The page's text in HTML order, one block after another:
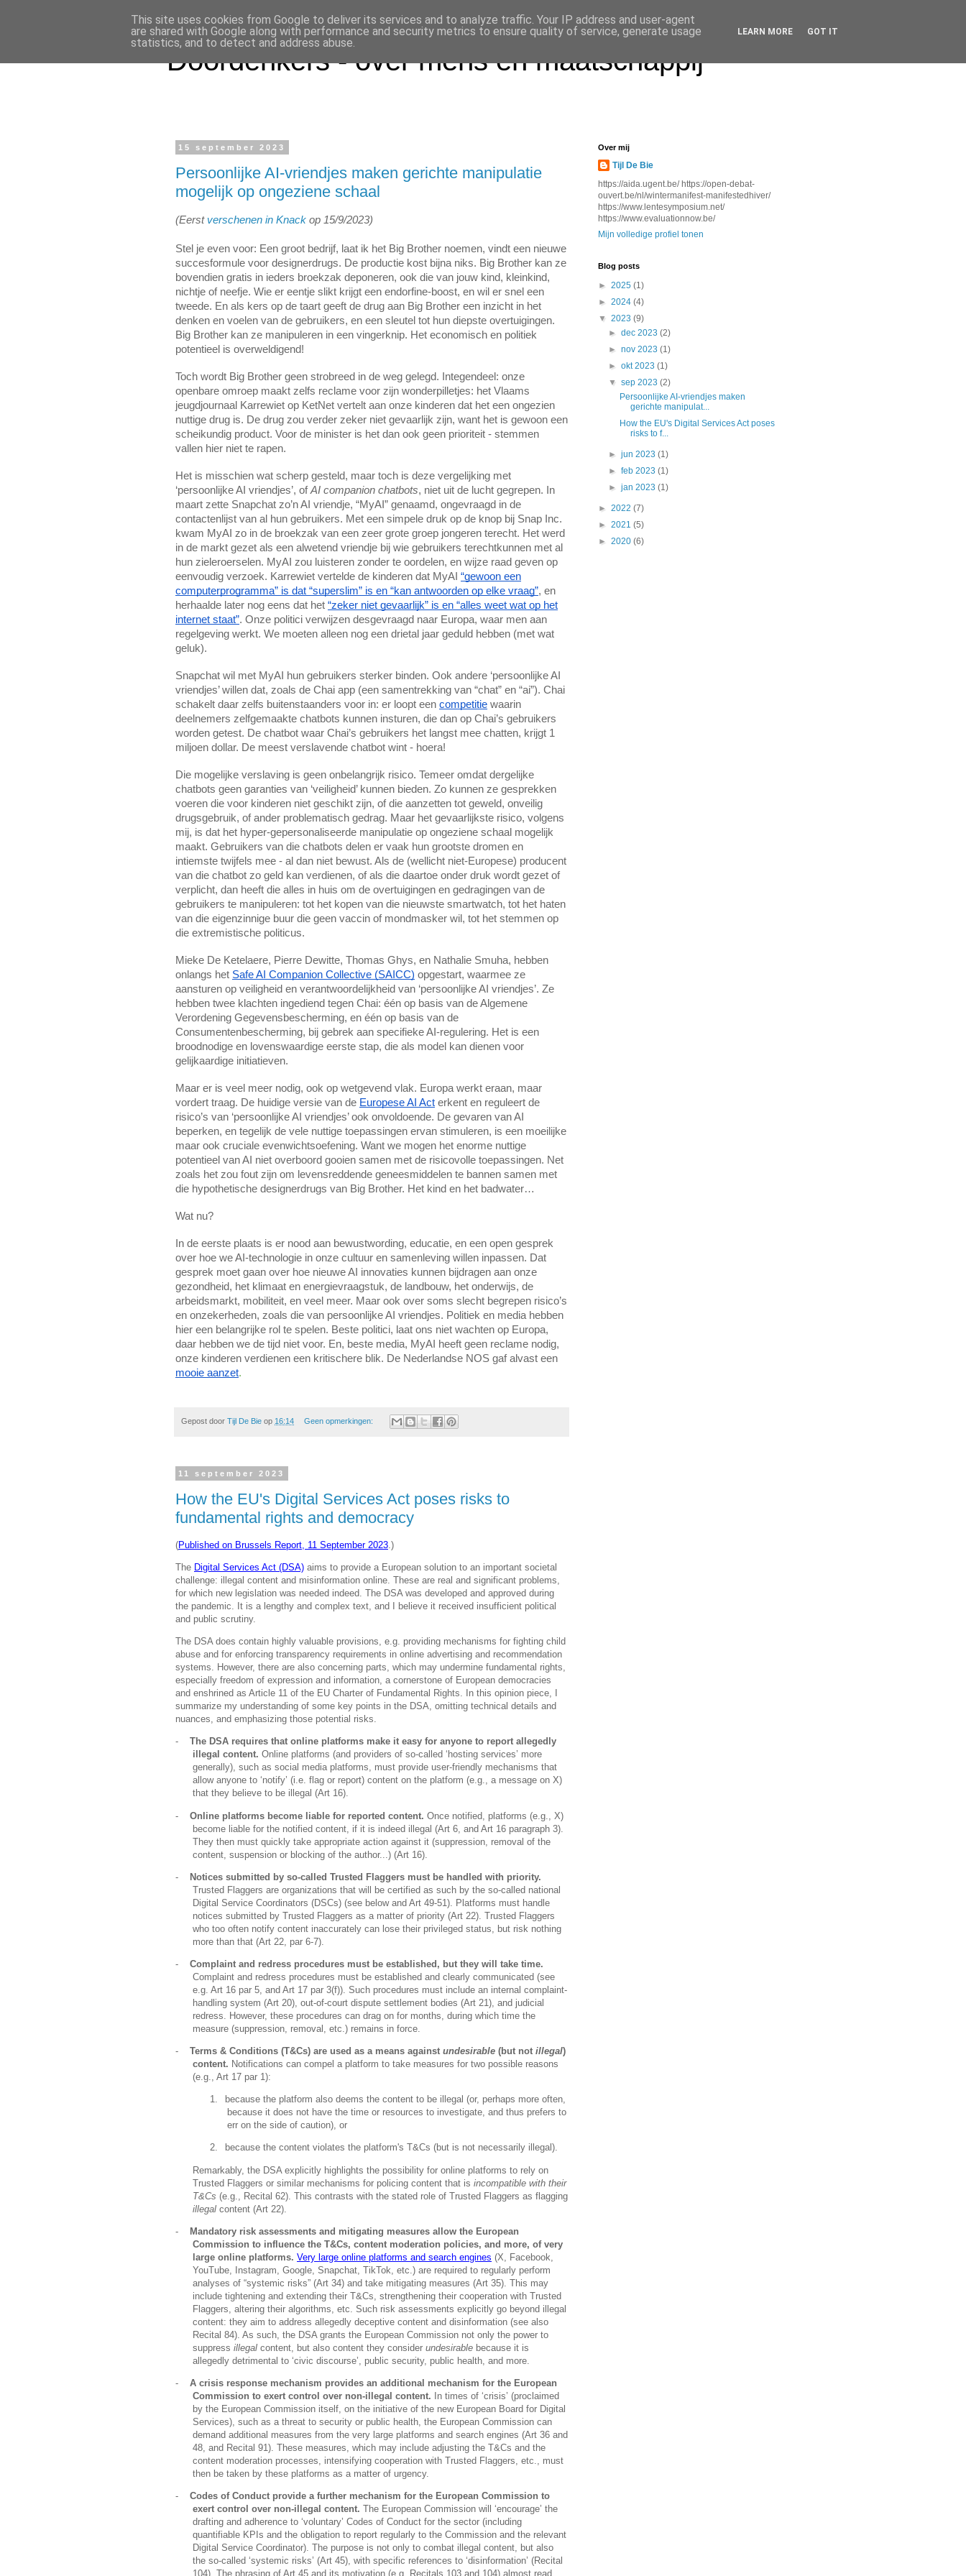
Doordenkers - over mens en maatschappij
15 september 2023
Persoonlijke AI-vriendjes maken gerichte manipulatie
mogelijk op ongeziene schaal
(Eerst verschenen in Knack op 15/9/2023)
Stel je even voor: Een groot bedrijf, laat ik het Big Brother noemen, vindt een nieuwe
succesformule voor designerdrugs. De productie kost bijna niks. Big Brother kan ze
bovendien gratis in ieders broekzak deponeren, ook die van jouw kind, kleinkind,
nichtje of neefje. Wie er eentje slikt krijgt een endorfine-boost, en wil er snel een
tweede. En als kers op de taart geeft de drug aan Big Brother een inzicht in het
denken en voelen van de gebruikers, en een sleutel tot hun diepste overtuigingen.
Big Brother kan ze manipuleren in een vingerknip. Het economisch en politiek
potentieel is overweldigend!
Toch wordt Big Brother geen strobreed in de weg gelegd. Integendeel: onze
openbare omroep maakt zelfs reclame voor zijn wonderpilletjes: het Vlaams
jeugdjournaal Karrewiet op KetNet vertelt aan onze kinderen dat het een ongezien
nuttige drug is. De drug zou verder zeker niet gevaarlijk zijn, want het is gewoon een
scheikundig product. Voor de minister is het dan ook geen prioriteit - stemmen
vallen hier niet te rapen.
Het is misschien wat scherp gesteld, maar toch is deze vergelijking met
‘persoonlijke AI vriendjes’, ofAI companion chatbots, niet uit de lucht gegrepen. In
maart zette Snapchat zo’n AI vriendje, “MyAI” genaamd, ongevraagd in de
contactenlijst van al hun gebruikers. Met een simpele druk op de knop bij Snap Inc.
kwam MyAI zo in de broekzak van een zeer grote groep jongeren terecht. Het werd
in de markt gezet als een alwetend vriendje bij wie gebruikers terechtkunnen met al
hun zieleroerselen. MyAI zou luisteren zonder te oordelen, en wijze raad geven op
eenvoudig verzoek. Karrewiet vertelde de kinderen dat MyAI “gewoon een
computerprogramma” is dat “superslim” is en “kan antwoorden op elke vraag”, en
herhaalde later nog eens dat het “zeker niet gevaarlijk” is en “alles weet wat op het
internet staat”. Onze politici verwijzen desgevraagd naar Europa, waar men aan
regelgeving werkt. We moeten alleen nog een drietal jaar geduld hebben (met wat
geluk).
Snapchat wil met MyAI hun gebruikers sterker binden. Ook andere ‘persoonlijke AI
vriendjes’ willen dat, zoals de Chai app (een samentrekking van “chat” en “ai”). Chai
schakelt daar zelfs buitenstaanders voor in: er loopt een competitie waarin
deelnemers zelfgemaakte chatbots kunnen insturen, die dan op Chai’s gebruikers
worden getest. De chatbot waar Chai’s gebruikers het langst mee chatten, krijgt 1
miljoen dollar. De meest verslavende chatbot wint - hoera!
Die mogelijke verslaving is geen onbelangrijk risico. Temeer omdat dergelijke
chatbots geen garanties van ‘veiligheid’ kunnen bieden. Zo kunnen ze gesprekken
voeren die voor kinderen niet geschikt zijn, of die aanzetten tot geweld, onveilig
drugsgebruik, of ander problematisch gedrag. Maar het gevaarlijkste risico, volgens
mij, is dat het hyper-gepersonaliseerde manipulatie op ongeziene schaal mogelijk
maakt. Gebruikers van die chatbots delen er vaak hun grootste dromen en
intiemste twijfels mee - al dan niet bewust. Als de (wellicht niet-Europese) producent
van die chatbot zo geld kan verdienen, of als die daartoe onder druk wordt gezet of
verplicht, dan heeft die alles in huis om de overtuigingen en gedragingen van de
gebruikers te manipuleren: tot het kopen van die nieuwste smartwatch, tot het haten
van die eigenzinnige buur die geen vaccin of mondmasker wil, tot het stemmen op
die extremistische politicus.
Mieke De Ketelaere, Pierre Dewitte, Thomas Ghys, en Nathalie Smuha, hebben
onlangs het Safe AI Companion Collective (SAICC) opgestart, waarmee ze
aansturen op veiligheid en verantwoordelijkheid van ‘persoonlijke AI vriendjes’. Ze
hebben twee klachten ingediend tegen Chai: één op basis van de Algemene
Verordening Gegevensbescherming, en één op basis van de
Consumentenbescherming, bij gebrek aan specifieke AI-regulering. Het is een
broodnodige en lovenswaardige eerste stap, die als model kan dienen voor
gelijkaardige initiatieven.
Maar er is veel meer nodig, ook op wetgevend vlak. Europa werkt eraan, maar
vordert traag. De huidige versie van de Europese AI Act erkent en reguleert de
risico’s van ‘persoonlijke AI vriendjes’ ook onvoldoende. De gevaren van AI
beperken, en tegelijk de vele nuttige toepassingen ervan stimuleren, is een moeilijke
maar ook cruciale evenwichtsoefening. Want we mogen het enorme nuttige
potentieel van AI niet overboord gooien samen met de risicovolle toepassingen. Net
zoals het zou fout zijn om levensreddende geneesmiddelen te bannen samen met
die hypothetische designerdrugs van Big Brother. Het kind en het badwater…
Wat nu?
In de eerste plaats is er nood aan bewustwording, educatie, en een open gesprek
over hoe we AI-technologie in onze cultuur en samenleving willen inpassen. Dat
gesprek moet gaan over hoe nieuwe AI innovaties kunnen bijdragen aan onze
gezondheid, het klimaat en energievraagstuk, de landbouw, het onderwijs, de
arbeidsmarkt, mobiliteit, en veel meer. Maar ook over soms slecht begrepen risico’s
en onzekerheden, zoals die van persoonlijke AI vriendjes. Politiek en media hebben
hier een belangrijke rol te spelen. Beste politici, laat ons niet wachten op Europa,
daar hebben we de tijd niet voor. En, beste media, MyAI heeft geen reclame nodig,
onze kinderen verdienen een kritischere blik. De Nederlandse NOS gaf alvast een
mooie aanzet.
Gepost door Tijl De Bie op 16:14 Geen opmerkingen:
11 september 2023
How the EU's Digital Services Act poses risks to
fundamental rights and democracy
(Published on Brussels Report, 11 September 2023 .)
The Digital Services Act (DSA) aims to provide a European solution to an important societal
challenge: illegal content and misinformation online. These are real and significant problems,
for which new legislation was needed indeed. The DSA was developed and approved during
the pandemic. It is a lengthy and complex text, and I believe it received insufficient political
and public scrutiny.
The DSA does contain highly valuable provisions, e.g. providing mechanisms for fighting child
abuse and for enforcing transparency requirements in online advertising and recommendation
systems. However, there are also concerning parts, which may undermine fundamental rights,
especially freedom of expression and information, a cornerstone of European democracies
and enshrined as Article 11 of the EU Charter of Fundamental Rights. In this opinion piece, I
summarize my understanding of some key points in the DSA, omitting technical details and
nuances, and emphasizing those potential risks.
-
The DSA requires that online platforms make it easy for anyone to report allegedly
illegal content. Online platforms (and providers of so-called ‘hosting services’ more
generally), such as social media platforms, must provide user-friendly mechanisms that
allow anyone to ‘notify’ (i.e. flag or report) content on the platform (e.g., a message on X)
that they believe to be illegal (Art 16).
- Online platforms become liable for reported content. Once notified, platforms (e.g., X)
become liable for the notified content, if it is indeed illegal (Art 6, and Art 16 paragraph 3).
They then must quickly take appropriate action against it (suppression, removal of the
content, suspension or blocking of the author...) (Art 16).
-
Notices submitted by so-called Trusted Flaggers must be handled with priority.
Trusted Flaggers are organizations that will be certified as such by the so-called national
Digital Service Coordinators (DSCs) (see below and Art 49-51). Platforms must handle
notices submitted by Trusted Flaggers as a matter of priority (Art 22). Trusted Flaggers
who too often notify content inaccurately can lose their privileged status, but risk nothing
more than that (Art 22, par 6-7).
-
Complaint and redress procedures must be established, but they will take time.
Complaint and redress procedures must be established and clearly communicated (see
e.g. Art 16 par 5, and Art 17 par 3(f)). Such procedures must include an internal complaint-
handling system (Art 20), out-of-court dispute settlement bodies (Art 21), and judicial
redress. However, these procedures can drag on for months, during which time the
measure (suppression, removal, etc.) remains in force.
- Terms & Conditions (T&Cs) are used as a means against undesirable (but not illegal)
content. Notifications can compel a platform to take measures for two possible reasons
(e.g., Art 17 par 1):
1.
because the platform also deems the content to be illegal (or, perhaps more often,
because it does not have the time or resources to investigate, and thus prefers to
err on the side of caution), or
2. because the content violates the platform's T&Cs (but is not necessarily illegal).
Remarkably, the DSA explicitly highlights the possibility for online platforms to rely on
Trusted Flaggers or similar mechanisms for policing content that is incompatible with their
T&Cs (e.g., Recital 62). This contrasts with the stated role of Trusted Flaggers as flagging
illegal content (Art 22).
-
Mandatory risk assessments and mitigating measures allow the European
Commission to influence the T&Cs, content moderation policies, and more, of very
large online platforms. Very large online platforms and search engines (X, Facebook,
YouTube, Instagram, Google, Snapchat, TikTok, etc.) are required to regularly perform
analyses of “systemic risks” (Art 34) and take mitigating measures (Art 35). This may
include tightening and extending their T&Cs, strengthening their cooperation with Trusted
Flaggers, altering their algorithms, etc. Such risk assessments explicitly go beyond illegal
content: they aim to address allegedly deceptive content and disinformation (see also
Recital 84). As such, the DSA grants the European Commission not only the power to
suppress illegal content, but also content they consider undesirable because it is
allegedly detrimental to ‘civic discourse’, public security, public health, and more.
-
A crisis response mechanism provides an additional mechanism for the European
Commission to exert control over non-illegal content. In times of ‘crisis’ (proclaimed
by the European Commission itself, on the initiative of the new European Board for Digital
Services), such as a threat to security or public health, the European Commission can
demand additional measures from the very large platforms and search engines (Art 36 and
48, and Recital 91). These measures, which may include adjusting the T&Cs and the
content moderation processes, intensifying cooperation with Trusted Flaggers, etc., must
then be taken by these platforms as a matter of urgency.
-
Codes of Conduct provide a further mechanism for the European Commission to
exert control over non-illegal content. The European Commission will ‘encourage’ the
drafting and adherence to ‘voluntary’ Codes of Conduct for the sector (including
quantifiable KPIs and the obligation to report regularly to the Commission and the relevant
Digital Service Coordinator). The purpose is not only to combat illegal content, but also
the so-called ‘systemic risks’ (Art 45), with specific references to ‘disinformation’ (Recital
104). The phrasing of Art 45 and its motivation (e.g. Recitals 103 and 104) almost read
Over mij
Tijl De Bie
https://aida.ugent.be/ https://open-debat-
ouvert.be/nl/wintermanifest-manifestedhiver/
https://www.lentesymposium.net/
https://www.evaluationnow.be/
Mijn volledige profiel tonen
Blog posts
► 2025 (1)
► 2024 (4)
▼ 2023 (9)
►dec 2023(2)
►nov 2023(1)
►okt 2023(1)
▼sep 2023(2)
Persoonlijke AI-vriendjes maken
gerichte manipulat...
How the EU's Digital Services Act poses
risks to f...
►jun 2023(1)
►feb 2023(1)
►jan 2023(1)
► 2022 (7)
► 2021 (5)
► 2020 (6)
This site uses cookies from Google to deliver its services and to analyze traffic. Your IP address and user-agent
are shared with Google along with performance and security metrics to ensure quality of service, generate usage
statistics, and to detect and address abuse.
LEARN MORE GOT IT